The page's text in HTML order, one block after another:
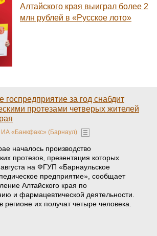
Алтайского края выиграл более 2
млн рублей в «Русское лото»
госпредприятие за год снабдит
протезами четверых жителей
ИА «Банкфакс» (Барнаул)
началось производство
протезов, презентация которых
на ФГУП «Барнаульское
предприятие», сообщает
Алтайского края по
и фармацевтической деятельности.
регионе их получат четыре человека.